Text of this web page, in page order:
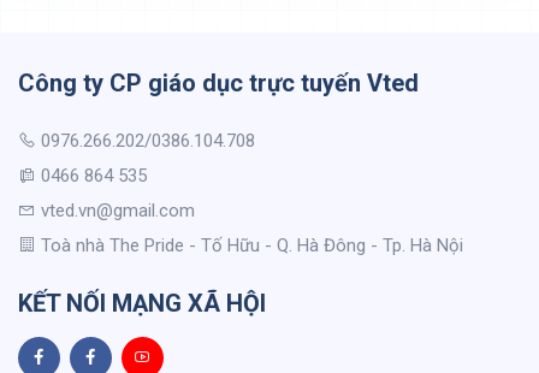
Công ty CP giáo dục trực tuyến Vted
0976.266.202/0386.104.708
0466 864 535
vted.vn@gmail.com
Toà nhà The Pride - Tố Hữu - Q. Hà Đông - Tp. Hà Nội
KẾT NỐI MẠNG XÃ HỘI